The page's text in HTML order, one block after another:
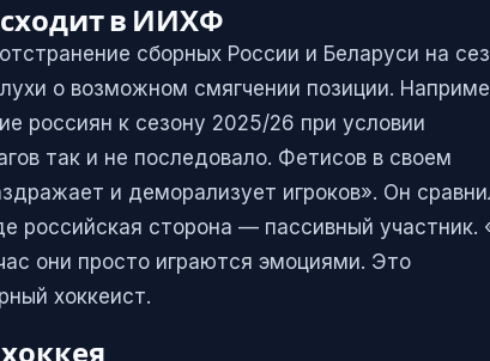
в ИИХФ
сборных России и Беларуси на
о возможном смягчении позиции.
россиян к сезону 2025/26 при условии
так и не последовало. Фетисов в своем
и деморализует игроков». Он
российская сторона — пассивный
они просто играются эмоциями. Это
хоккеист.